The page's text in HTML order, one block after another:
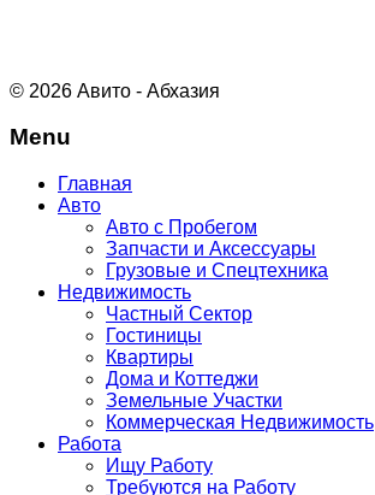
© 2026 Авито - Абхазия
Menu
Главная
Авто
Авто с Пробегом
Запчасти и Аксессуары
Грузовые и Спецтехника
Недвижимость
Частный Сектор
Гостиницы
Квартиры
Дома и Коттеджи
Земельные Участки
Коммерческая Недвижимость
Работа
Ищу Работу
Требуются на Работу